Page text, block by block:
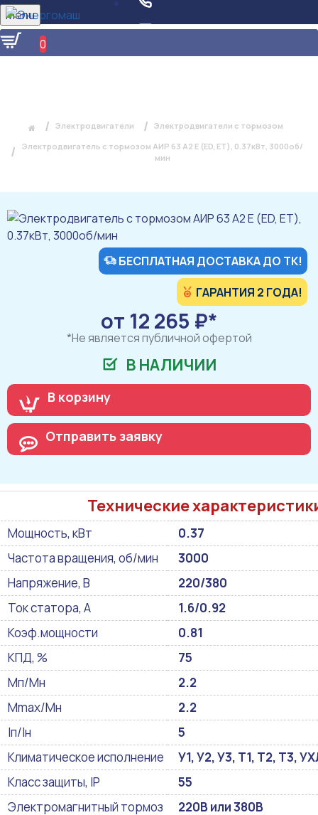
Menu
0
Электродвигатели
Электродвигатели с тормозом
Электродвигатель с тормозом АИР 63 А2 Е (ED, ET), 0.37кВт, 3000об/
мин
БЕСПЛАТНАЯ ДОСТАВКА ДО ТК!
ГАРАНТИЯ 2 ГОДА!
от 12 265 ₽*
*Не является публичной офертой
В НАЛИЧИИ
В корзину
Отправить заявку
Технические
Мощность, кВт
0.37
Частота вращения, об/мин
3000
Напряжение, В
220/380
Ток статора, А
1.6/0.92
Коэф.мощности
0.81
КПД, %
75
Мп/Мн
2.2
Mmax/Mн
2.2
Iп/Iн
5
Климатическое исполнение
У1, У2, У3, Т1, Т2, Т3,
Класс защиты, IP
55
Электромагнитный тормоз
220В или 380В